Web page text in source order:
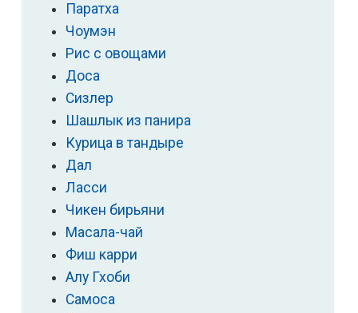
Паратха
Чоумэн
Рис с овощами
Доса
Сизлер
Шашлык из панира
Курица в тандыре
Дал
Ласси
Чикен бирьяни
Масала-чай
Фиш карри
Алу Гхоби
Самоса